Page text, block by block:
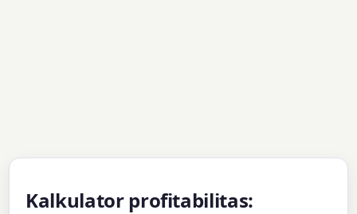
Kalkulator profitabilitas: